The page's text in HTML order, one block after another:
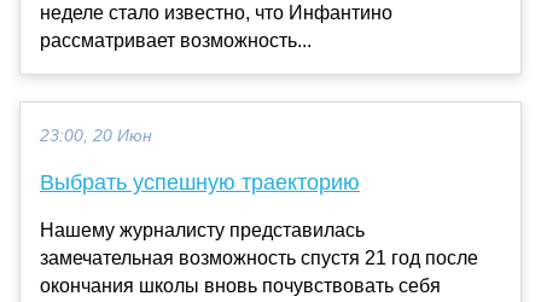
неделе стало известно, что Инфантино
рассматривает возможность...
23:00, 20 Июн
Выбрать успешную траекторию
Нашему журналисту представилась
замечательная возможность спустя 21 год после
окончания школы вновь почувствовать себя